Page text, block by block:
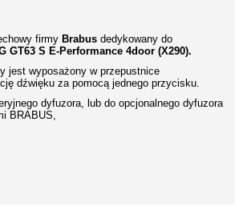
firmy Brabus dedykowany do
GT63 S E-Performance 4door (X290).
jest wyposażony w przepustnice
dźwięku za pomocą jednego przycisku.
dyfuzora, lub do opcjonalnego dyfuzora
BRABUS,